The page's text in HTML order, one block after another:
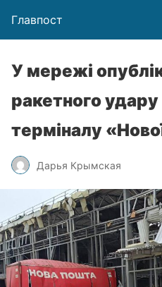
Главпост
У мережі
ракетного
терміналу
Дарья Крымская